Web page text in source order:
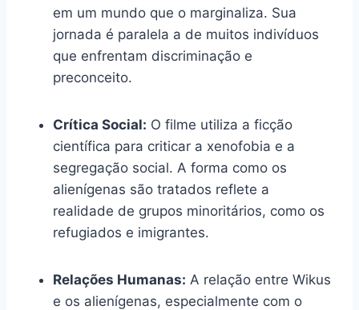
em um mundo que o marginaliza. Sua
jornada é paralela a de muitos indivíduos
que enfrentam discriminação e
preconceito.
Crítica Social: O filme utiliza a ficção
científica para criticar a xenofobia e a
segregação social. A forma como os
alienígenas são tratados reflete a
realidade de grupos minoritários, como os
refugiados e imigrantes.
Relações Humanas: A relação entre Wikus
e os alienígenas, especialmente com o